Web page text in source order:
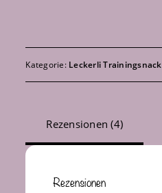
Kategorie: Leckerli Trainingsnack
Rezensionen (4)
Rezensionen